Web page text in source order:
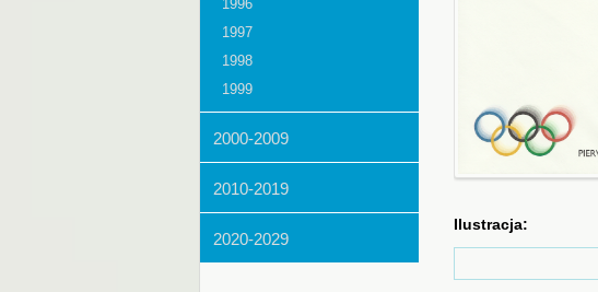
1996
1997
1998
1999
2000-2009
2010-2019
2020-2029
Ilustracja: